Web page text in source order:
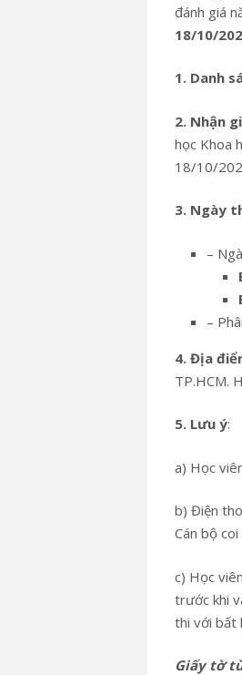
đánh giá
18/10/
1. Danh
2. Nhận
học Khoa
18/10/
3. Ngày
–
–
4. Địa
TP.HCM.
5. Lưu ý:
a) Học
b) Điện
Cán bộ
c) Học
trước khi
thi với bất
Giấy tờ